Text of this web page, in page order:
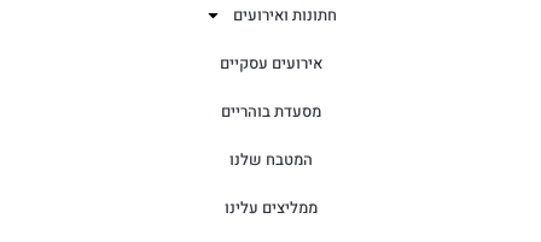
חתונות ואירועים
אירועים עסקיים
מסעדת בוהריים
המטבח שלנו
ממליצים עלינו